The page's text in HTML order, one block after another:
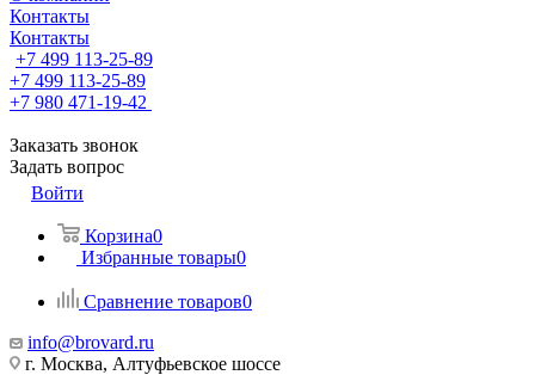
Контакты
Контакты
+7 499 113-25-89
+7 499 113-25-89
+7 980 471-19-42
Заказать звонок
Задать вопрос
Войти
Корзина0
Избранные товары0
Сравнение товаров0
info@brovard.ru
г. Москва, Алтуфьевское шоссе